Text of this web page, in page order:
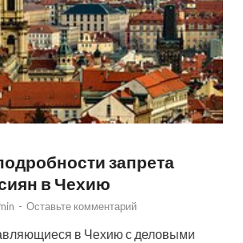
запрета
в Чехию
- Оставьте комментарий
в Чехию с деловыми